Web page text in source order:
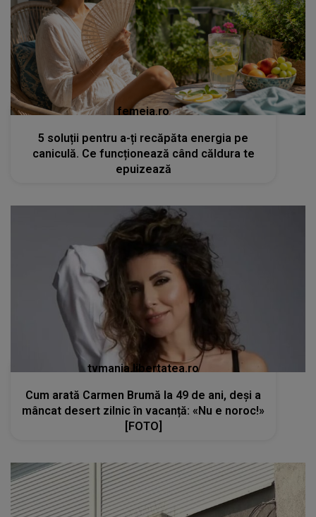
femeia.ro
5 soluții pentru a-ți recăpăta energia pe
caniculă. Ce funcționează când căldura te
epuizează
tvmania.libertatea.ro
Cum arată Carmen Brumă la 49 de ani, deși a
mâncat desert zilnic în vacanță: «Nu e noroc!»
[FOTO]